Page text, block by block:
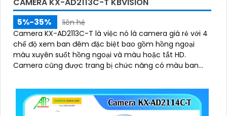
CAMERA KX-AD2113C-T KBVISION
5%-35%
liên hệ
Camera KX-AD2113C-T là việc nó là camera giá rẻ với 4
chế độ xem ban đêm đặc biệt bao gồm hồng ngoại
màu xuyên suốt hồng ngoại và màu hoặc tắt HD.
Camera cũng được trang bị chức năng có màu ban
trong môi trường ánh sáng ngược